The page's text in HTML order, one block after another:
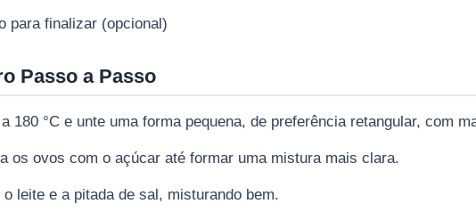
para finalizar (opcional)
Passo a Passo
180 °C e unte uma forma pequena, de preferência retangular, com
os ovos com o açúcar até formar uma mistura mais clara.
leite e a pitada de sal, misturando bem.